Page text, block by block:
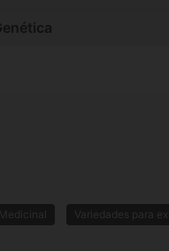
Variedades para